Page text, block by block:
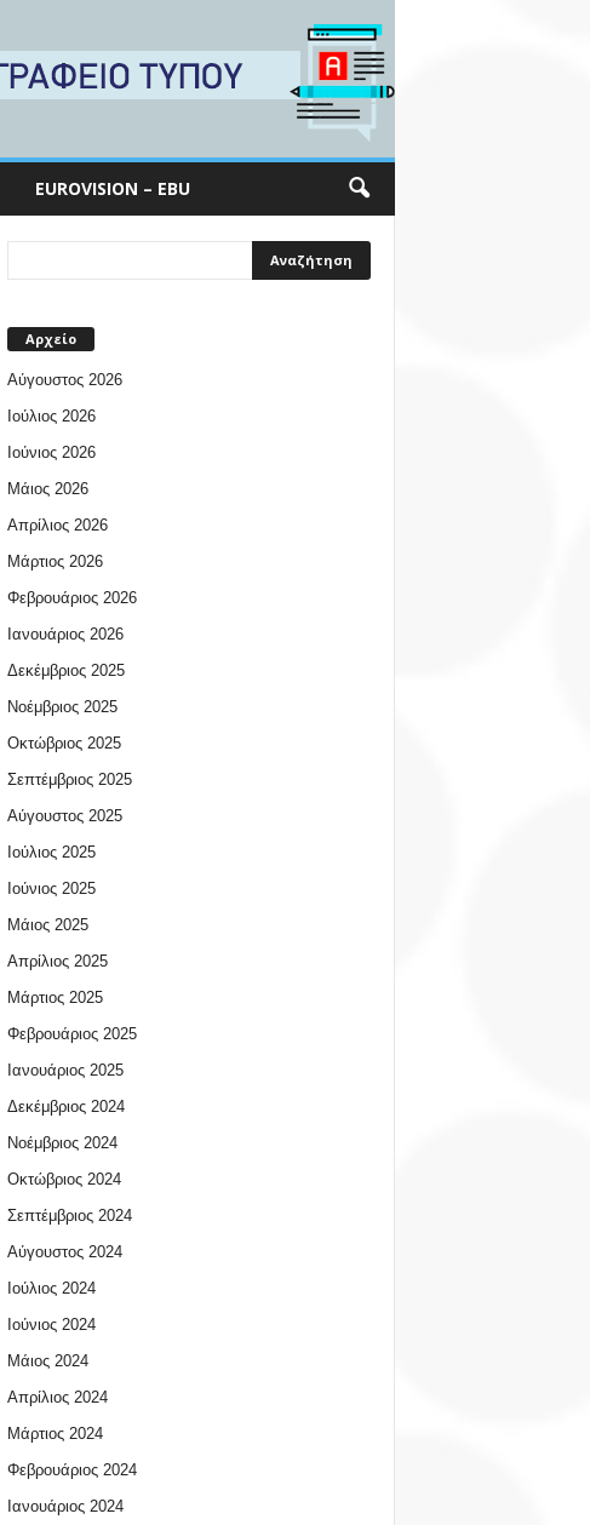
EUROVISION – EBU
Αρχείο
Αύγουστος 2026
Ιούλιος 2026
Ιούνιος 2026
Μάιος 2026
Απρίλιος 2026
Μάρτιος 2026
Φεβρουάριος 2026
Ιανουάριος 2026
Δεκέμβριος 2025
Νοέμβριος 2025
Οκτώβριος 2025
Σεπτέμβριος 2025
Αύγουστος 2025
Ιούλιος 2025
Ιούνιος 2025
Μάιος 2025
Απρίλιος 2025
Μάρτιος 2025
Φεβρουάριος 2025
Ιανουάριος 2025
Δεκέμβριος 2024
Νοέμβριος 2024
Οκτώβριος 2024
Σεπτέμβριος 2024
Αύγουστος 2024
Ιούλιος 2024
Ιούνιος 2024
Μάιος 2024
Απρίλιος 2024
Μάρτιος 2024
Φεβρουάριος 2024
Ιανουάριος 2024